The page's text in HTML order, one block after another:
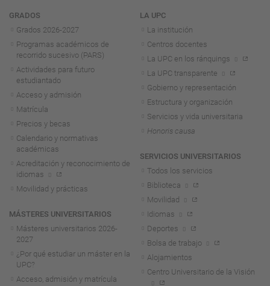
Navegación
GRADOS
Grados 2026-2027
Programas académicos de
recorrido sucesivo (PARS)
Actividades para futuro
estudiantado
Acceso y admisión
Matrícula
Precios y becas
Calendario y normativas
académicas
Acreditación y reconocimiento de
idiomas
Movilidad y prácticas
MÁSTERES UNIVERSITARIOS
Másteres universitarios 2026-
2027
¿Por qué estudiar un máster en la
UPC?
Acceso, admisión y matrícula
LA UPC
La institución
Centros docentes
La UPC en los ránquings
La UPC transparente
Gobierno y representación
Estructura y organización
Servicios y vida universitaria
Honoris causa
SERVICIOS UNIVERSITARIOS
Todos los servicios
Biblioteca
Movilidad
Idiomas
Deportes
Bolsa de trabajo
Alojamientos
Centro Universitario de la Visión